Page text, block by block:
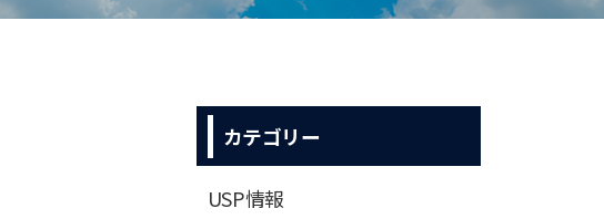
カテゴリー
USP情報